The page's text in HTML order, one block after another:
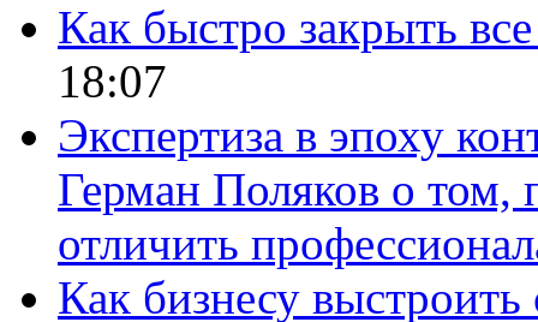
Как быстро закрыть
18:07
Экспертиза в эпоху
Герман Поляков о том,
отличить
Как бизнесу